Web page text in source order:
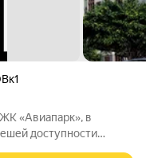
«Авиапарк», в
доступности